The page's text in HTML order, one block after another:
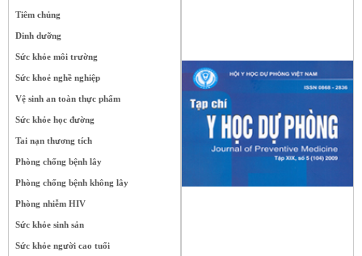
Tiêm chủng
Dinh dưỡng
Sức khỏe môi trường
Sức khoẻ nghề nghiệp
Vệ sinh an toàn thực phẩm
Sức khỏe học đường
Tai nạn thương tích
Phòng chống bệnh lây
Phòng chống bệnh không lây
Phòng nhiễm HIV
Sức khỏe sinh sản
Sức khỏe người cao tuổi